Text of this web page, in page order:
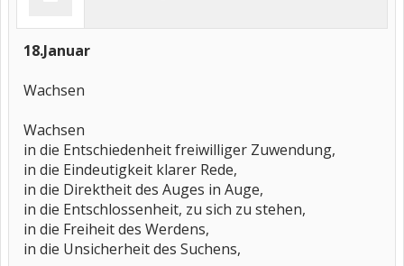
18.Januar
Wachsen
Wachsen
in die Entschiedenheit freiwilliger Zuwendung,
in die Eindeutigkeit klarer Rede,
in die Direktheit des Auges in Auge,
in die Entschlossenheit, zu sich zu stehen,
in die Freiheit des Werdens,
in die Unsicherheit des Suchens,